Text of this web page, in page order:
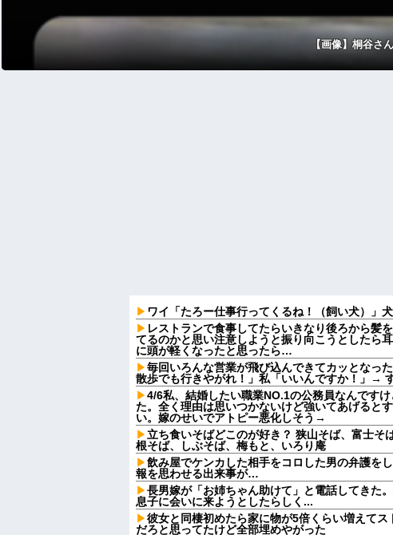
【画像】桐谷さ
ワイ「たろー仕事行ってくるね！（飼い犬）」
レストランで食事してたらいきなり後ろから髪
てるのかと思い注意しようと振り向こうとしたら
に頭が軽くなったと思ったら…
毎回いろんな営業が飛び込んできてカッとなっ
散歩でも行きやがれ！」私「いいんですか！」→
4/6私、結婚したい職業NO.1の公務員なんです
た。全く理由は思いつかないけど強いてあげると
い。嫁のせいでアトピー悪化しそう→
立ち食いそばどこのが好き？ 狭山そば、富士そ
根そば、しぶそば、梅もと、いろり庵
飲み屋でケンカした相手をコロした男の弁護を
報を思わせる出来事が…
長男嫁が「お姉ちゃん助けて」と電話してきた
息子に会いに来ようとしたらしく...
彼女と同棲初めたら家に物が5倍くらい増えて
だろと思ってたけど全部埋めやがった